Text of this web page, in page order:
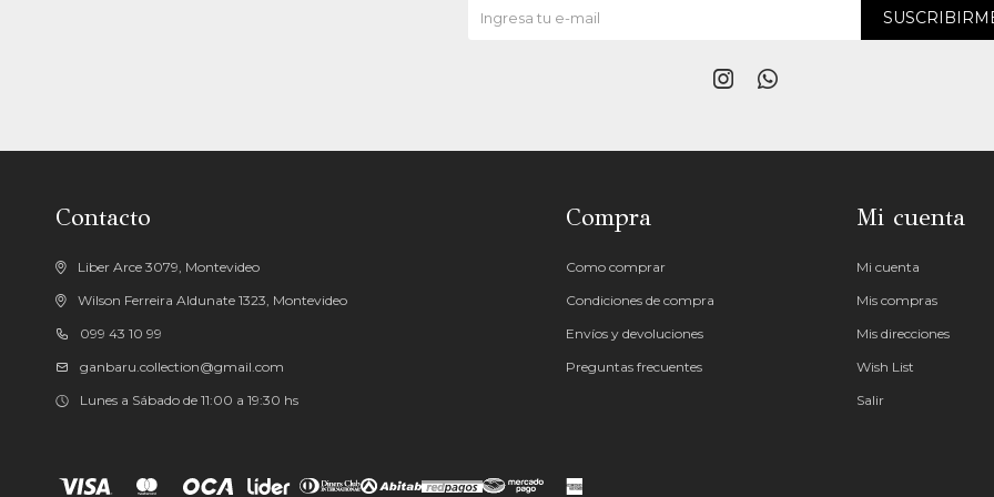
Contacto
Liber Arce 3079, Montevideo
Wilson Ferreira Aldunate 1323, Montevideo
099 43 10 99
ganbaru.collection@gmail.com
Lunes a Sábado de 11:00 a 19:30 hs
Compra
Como comprar
Condiciones de compra
Envíos y devoluciones
Preguntas frecuentes
Mi cuenta
Mi cuenta
Mis compras
Mis direcciones
Wish List
Salir
 